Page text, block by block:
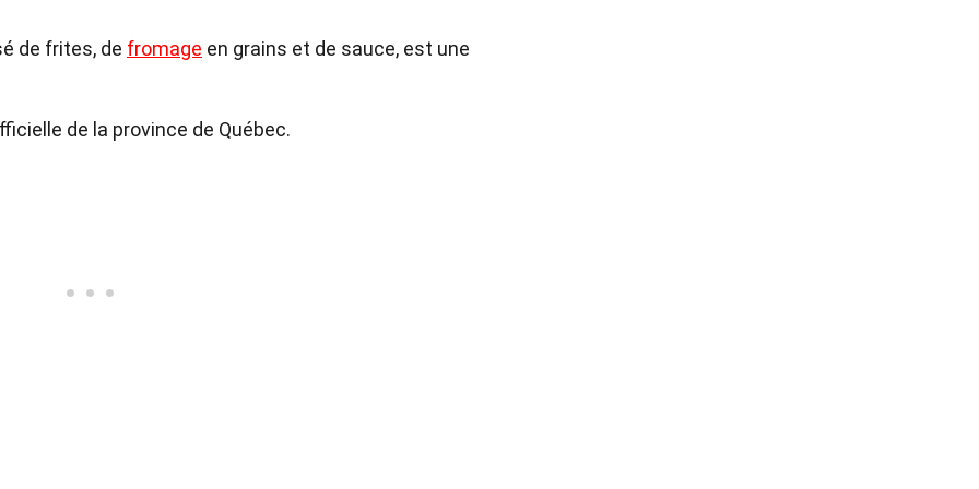
de frites, de fromage en grains et de sauce, est une
de la province de Québec.